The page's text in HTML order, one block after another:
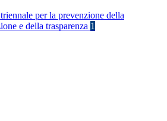
per la prevenzione della
e della trasparenza 1